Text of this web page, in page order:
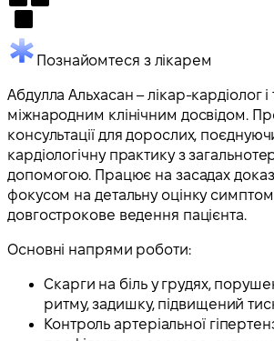
Познайомтеся з лікарем
Абдулла Альхасан – лікар-кардіолог і
міжнародним клінічним досвідом.
консультації для дорослих,
кардіологічну практику з
допомогою. Працює на засадах
фокусом на детальну оцінку
довгострокове ведення пацієнта.
Основні напрями роботи:
Скарги на біль у грудях,
ритму, задишку, підвищений
Контроль артеріальної